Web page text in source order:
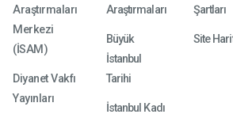
Araştırmaları
Merkezi
(İSAM)
Diyanet Vakfı
Yayınları
Araştırmaları
Büyük
İstanbul
Tarihi
İstanbul Kadı
Şartları
Site